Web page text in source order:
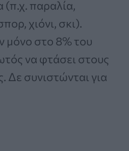
(π.χ. παραλία,
χιόνι, σκι).
μόνο στο 8% του
να φτάσει στους
Δε συνιστώνται για